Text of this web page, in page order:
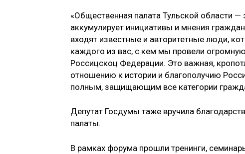
«Общественная палата Тульской области
аккумулирует инициативы и мнения
входят известные и авторитетные люди,
каждого из вас, с кем мы провели
Россицскоц Федерации. Это важная,
отношению к истории и благополучию
полным, защищающим все категории
Депутат Госдумы таже вручила
палаты.
В рамках форума прошли тренинги,